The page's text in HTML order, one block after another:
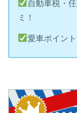
自動車税・
ミ！
愛車ポイン